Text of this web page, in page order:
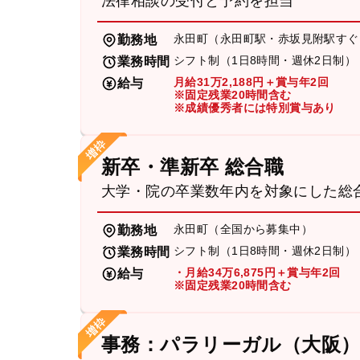
勤務地 永田町（永田町駅・赤坂見附駅すぐ
業務時間 シフト制（1日8時間・週休2日制）
給与
月給31万2,188円＋賞与年2回
※固定残業20時間含む
※成績優秀者には特別賞与あり
新卒・準新卒 総合職
大学・院の卒業数年内を対象にした総
勤務地 永田町（全国から募集中）
業務時間 シフト制（1日8時間・週休2日制）
給与
・月給34万6,875円＋賞与年2回
※固定残業20時間含む
事務：パラリーガル（大阪）